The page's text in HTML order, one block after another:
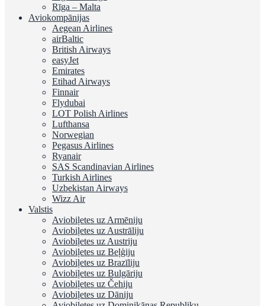
Rīga – Malta
Aviokompānijas
Aegean Airlines
airBaltic
British Airways
easyJet
Emirates
Etihad Airways
Finnair
Flydubai
LOT Polish Airlines
Lufthansa
Norwegian
Pegasus Airlines
Ryanair
SAS Scandinavian Airlines
Turkish Airlines
Uzbekistan Airways
Wizz Air
Valstis
Aviobiļetes uz Armēniju
Aviobiļetes uz Austrāliju
Aviobiļetes uz Austriju
Aviobiļetes uz Beļģiju
Aviobiļetes uz Brazīliju
Aviobiļetes uz Bulgāriju
Aviobiļetes uz Čehiju
Aviobiļetes uz Dāniju